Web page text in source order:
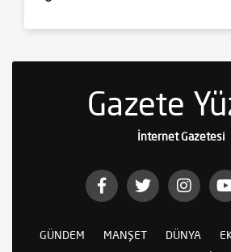
Gazete
İnternet Gazetesi
GÜNDEM MANŞET DÜNYA